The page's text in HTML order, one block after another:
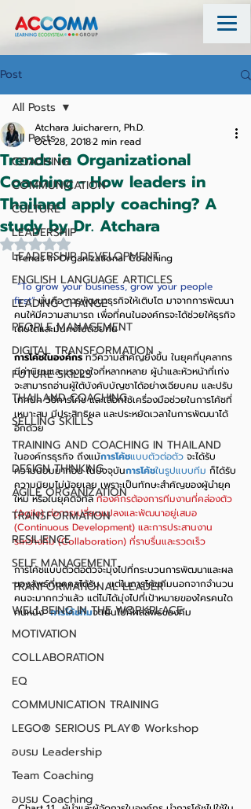
Post
All Posts
COACHING
COMMUNICATION
CULTURE
LEADERSHIP
LEADERSHIP DEVELOPMENT
ENGLISH LANGUAGE ARTICLES
LEADING CHANGE
PEOPLE MANAGEMENT
DIGITAL TRANSFORMATION
FUTURE SKILLS
THAILAND COACHING
SELLING SKILLS
TRAINING AND COACHING IN THAILAND
DESIGN THINKING
AGILE ORGANIZATION
TRANSFORMATION
RESILIENCE
SELF MANAGEMENT
TRANFORMATIONAL LEADER
WELLBEING IN THE WORKPLACE
MOTIVATION
COLLABORATION
EQ
COMMUNICATION TRAINING
LEGO® SERIOUS PLAY® Workshop
อบรม Leadership
Team Coaching
อบรม Coaching
All Posts
Trends in Organizational
Coaching - How leaders in
Thailand apply coaching? A
study by Dr. Atchara
Atchara Juicharern, Ph.D.
Oct 28, 20182 min read
Rated NaN out of 5 stars.
Trends in Organizational Coaching
“To grow your business, grow your people
first” นั่นคือ การพัฒนาธุรกิจให้เติบโต มาจากการพัฒนา
คนให้มีความสามารถ เพื่อที่คนในองค์กรจะได้ช่วยให้ธุรกิจ
เติบโตและมั่นคงไปด้วยกัน
การโค้ชในองค์กร ทวีความสำคัญยิ่งขึ้น ในยุคที่บุคลากร
มีค่านิยมและแรงจูงใจที่หลากหลาย ผู้นำและหัวหน้าที่เก่ง
จะสามารถอ่านผู้ใต้บังคับบัญชาได้อย่างเฉียบคม และปรับ
เทคนิค วิธีการโค้ช และเลือกใช้เครื่องมือช่วยในการโค้ชที่
เหมาะสม มีประสิทธิผล และประหยัดเวลาในการพัฒนาได้
อีกด้วย
ในองค์กรธุรกิจ ถึงแม้การโค้ชแบบตัวต่อตัว จะได้รับ
ความนิยมมาก่อน ในปัจจุบันการโค้ชในรูปแบบทีม ก็ได้รับ
ความนิยมไม่น้อยเลย เพราะเป็นทักษะสำคัญของผู้นำยุค
ใหม่ หรือในยุคดิจิทัล ที่องค์กรต้องการทีมงานที่คล่องตัว
(Agile) ต่อการเปลี่ยนแปลงและพัฒนาอยู่เสมอ
(Continuous Development) และการประสานงาน
ระหว่างทีม (Collaboration) ที่ราบรื่นและรวดเร็ว
การโค้ชแบบตัวต่อตัวจะมุ่งไปที่กระบวนการพัฒนาและผล
ของลัพธ์ที่บุคคลได้รับ   แต่ในการโค้ชทีมนอกจากจำนวน
คนจะมากกว่าแล้ว แต่ไม่ได้มุ่งไปที่เป้าหมายของใครคนใด
คนหนึ่ง การโค้ชทีมจะเน้นไปที่ผลลัพธ์ของทีม